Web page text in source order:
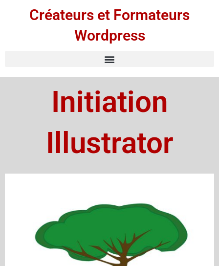
Créateurs et Formateurs
Wordpress
Initiation
Illustrator